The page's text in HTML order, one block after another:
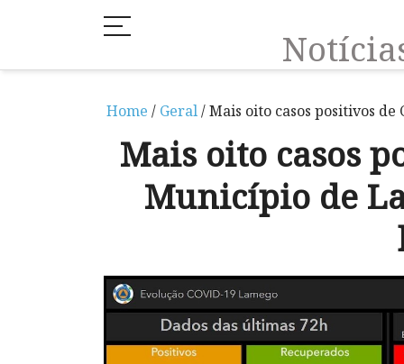
Home / Geral/ Mais oito casos positivos
Mais oito casos
Município de